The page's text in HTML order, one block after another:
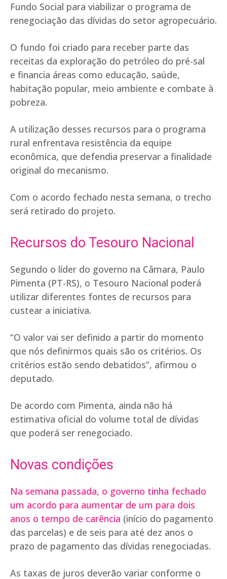
Fundo Social para viabilizar o programa de
renegociação das dívidas do setor agropecuário.
O fundo foi criado para receber parte das
receitas da exploração do petróleo do pré-sal
e financia áreas como educação, saúde,
habitação popular, meio ambiente e combate à
pobreza.
A utilização desses recursos para o programa
rural enfrentava resistência da equipe
econômica, que defendia preservar a finalidade
original do mecanismo.
Com o acordo fechado nesta semana, o trecho
será retirado do projeto.
Recursos do Tesouro Nacional
Segundo o líder do governo na Câmara, Paulo
Pimenta (PT-RS), o Tesouro Nacional poderá
utilizar diferentes fontes de recursos para
custear a iniciativa.
“O valor vai ser definido a partir do momento
que nós definirmos quais são os critérios. Os
critérios estão sendo debatidos”, afirmou o
deputado.
De acordo com Pimenta, ainda não há
estimativa oficial do volume total de dívidas
que poderá ser renegociado.
Novas condições
Na semana passada, o governo tinha fechado
um acordo para aumentar de um para dois
anos o tempo de carência (início do pagamento
das parcelas) e de seis para até dez anos o
prazo de pagamento das dívidas renegociadas.
As taxas de juros deverão variar conforme o